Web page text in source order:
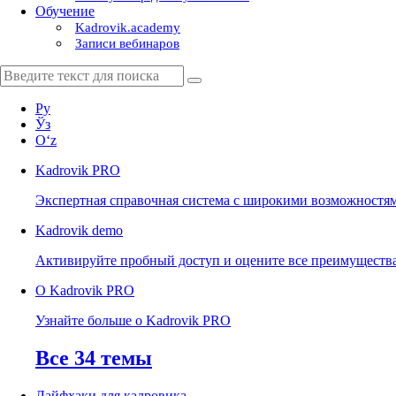
Обучение
Kadrovik.academy
Записи вебинаров
Ру
Ўз
Oʻz
Kadrovik PRO
Экспертная справочная система с широкими
Kadrovik demo
Активируйте пробный доступ и оцените все
О Kadrovik PRO
Узнайте больше о Kadrovik PRO
Все 34 темы